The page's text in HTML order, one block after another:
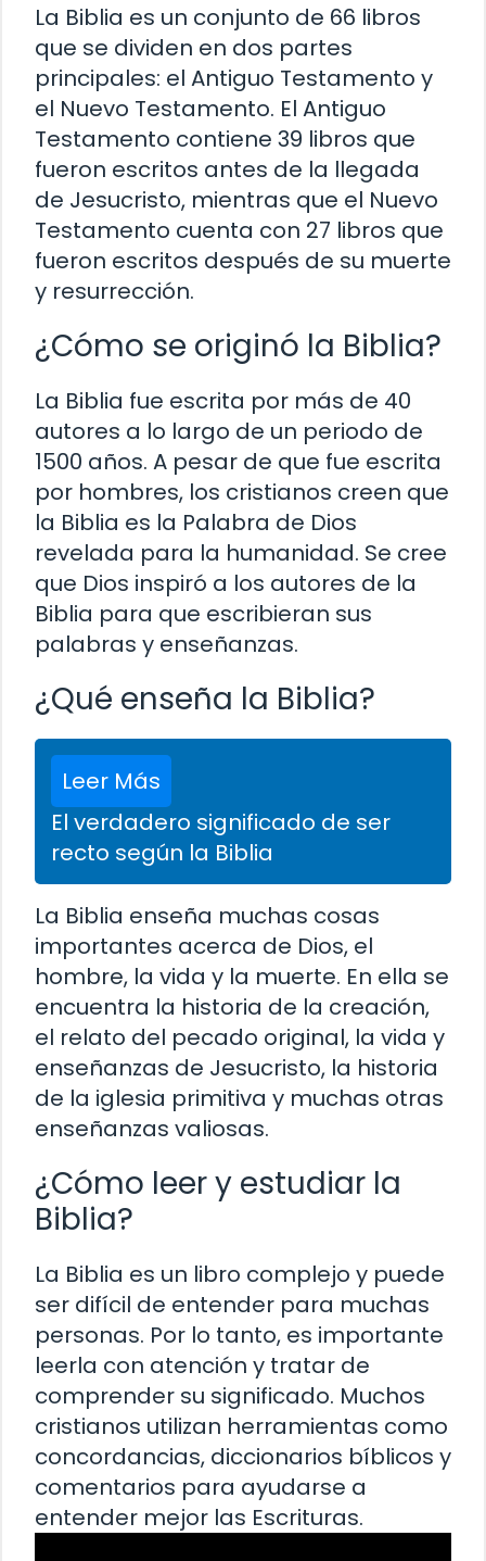
La Biblia es un conjunto de 66 libros
que se dividen en dos partes
principales: el Antiguo Testamento y
el Nuevo Testamento. El Antiguo
Testamento contiene 39 libros que
fueron escritos antes de la llegada
de Jesucristo, mientras que el Nuevo
Testamento cuenta con 27 libros que
fueron escritos después de su muerte
y resurrección.
¿Cómo se originó la Biblia?
La Biblia fue escrita por más de 40
autores a lo largo de un periodo de
1500 años. A pesar de que fue escrita
por hombres, los cristianos creen que
la Biblia es la Palabra de Dios
revelada para la humanidad. Se cree
que Dios inspiró a los autores de la
Biblia para que escribieran sus
palabras y enseñanzas.
¿Qué enseña la Biblia?
Leer Más
El verdadero significado de ser
recto según la Biblia
La Biblia enseña muchas cosas
importantes acerca de Dios, el
hombre, la vida y la muerte. En ella se
encuentra la historia de la creación,
el relato del pecado original, la vida y
enseñanzas de Jesucristo, la historia
de la iglesia primitiva y muchas otras
enseñanzas valiosas.
¿Cómo leer y estudiar la
Biblia?
La Biblia es un libro complejo y puede
ser difícil de entender para muchas
personas. Por lo tanto, es importante
leerla con atención y tratar de
comprender su significado. Muchos
cristianos utilizan herramientas como
concordancias, diccionarios bíblicos y
comentarios para ayudarse a
entender mejor las Escrituras.